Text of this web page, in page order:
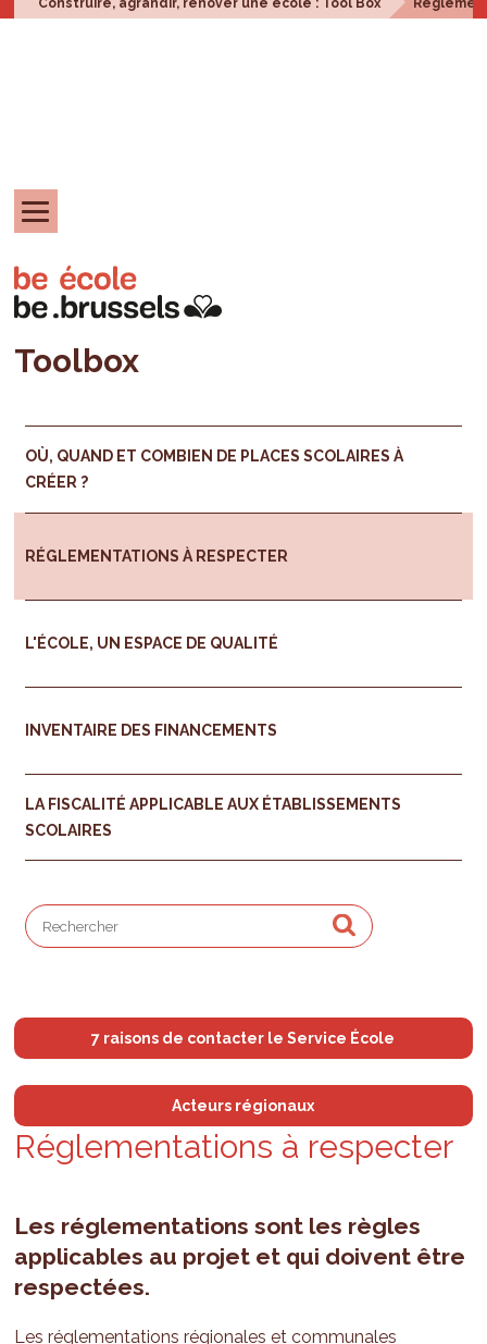
Construire, agrandir, rénover une école : Tool Box
Toolbox
OÙ, QUAND ET COMBIEN DE PLACES SCOLAIRES À
CRÉER ?
RÉGLEMENTATIONS À RESPECTER
L'ÉCOLE, UN ESPACE DE QUALITÉ
INVENTAIRE DES FINANCEMENTS
LA FISCALITÉ APPLICABLE AUX ÉTABLISSEMENTS
SCOLAIRES
7 raisons de contacter le Service École
Acteurs régionaux
Régle­men­ta­tions à res­pec­ter
Les réglementations sont les règles
applicables au projet et qui doivent être
respectées.
Les réglementations régionales et communales